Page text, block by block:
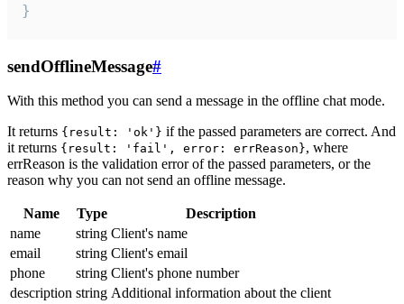
}
sendOfflineMessage#
With this method you can send a message in the offline chat mode.
It returns {result: 'ok'} if the passed parameters are correct. And
it returns {result: 'fail', error: errReason}, where
errReason is the validation error of the passed parameters, or the
reason why you can not send an offline message.
Name Type
Description
name
string Client's name
email
string Client's email
phone
string Client's phone number
description string Additional information about the client